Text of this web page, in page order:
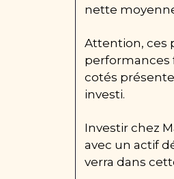
nette
Attention, ces
performances
cotés
investi.
Investir chez
avec un actif
verra dans